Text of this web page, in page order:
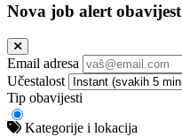
Nova job alert obavijest
Email adresa
Učestalost
Tip obavijesti
Kategorije i lokacija